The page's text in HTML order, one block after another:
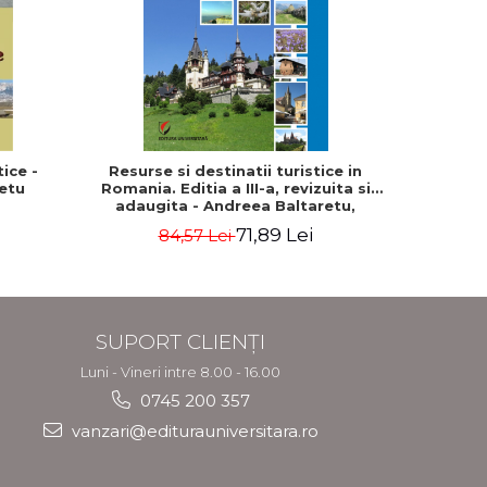
-
Resurse si destinatii turistice in
Romania. Editia a III-a, revizuita si
adaugita - Andreea Baltaretu,
Nicolae Neacsu
84,57 Lei71,89 Lei
SUPORT CLIENȚI
Luni - Vineri intre 8.00 - 16.00
0745 200 357
vanzari@editurauniversitara.ro